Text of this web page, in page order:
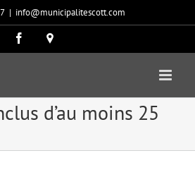
| info@municipalitescott.com
Facebook
Carte
d’au moins 25